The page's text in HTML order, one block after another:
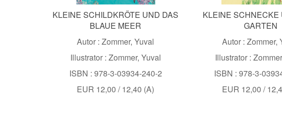
KLEINE SCHILDKRÖTE UND DAS
BLAUE MEER
Autor : Zommer, Yuval
Illustrator : Zommer, Yuval
ISBN : 978-3-03934-240-2
EUR 12,00 / 12,40 (A)
KLEINE SCHNECKE
GARTEN
Autor : Zommer,
Illustrator :
ISBN : 978-3-
EUR 12,00 /